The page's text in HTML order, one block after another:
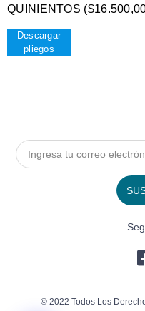
QUINIENTOS
Descargar
pliegos
© 2022 Todos Los